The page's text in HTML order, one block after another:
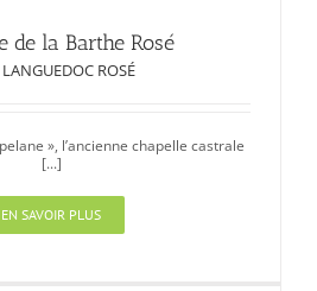
de la Barthe Rosé
ROSÉ
», l’ancienne chapelle castrale
[...]
EN SAVOIR PLUS